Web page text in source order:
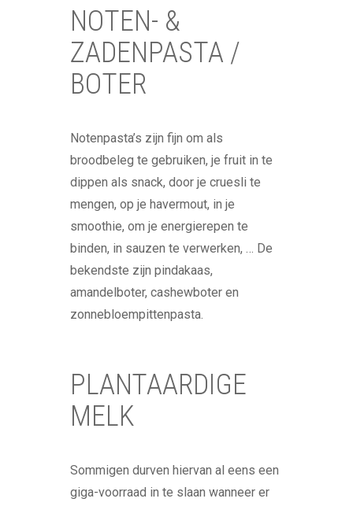
NOTEN- &
ZADENPASTA /
BOTER
Notenpasta’s zijn fijn om als
broodbeleg te gebruiken, je fruit in te
dippen als snack, door je cruesli te
mengen, op je havermout, in je
smoothie, om je energierepen te
binden, in sauzen te verwerken, … De
bekendste zijn pindakaas,
amandelboter, cashewboter en
zonnebloempittenpasta.
PLANTAARDIGE
MELK
Sommigen durven hiervan al eens een
giga-voorraad in te slaan wanneer er